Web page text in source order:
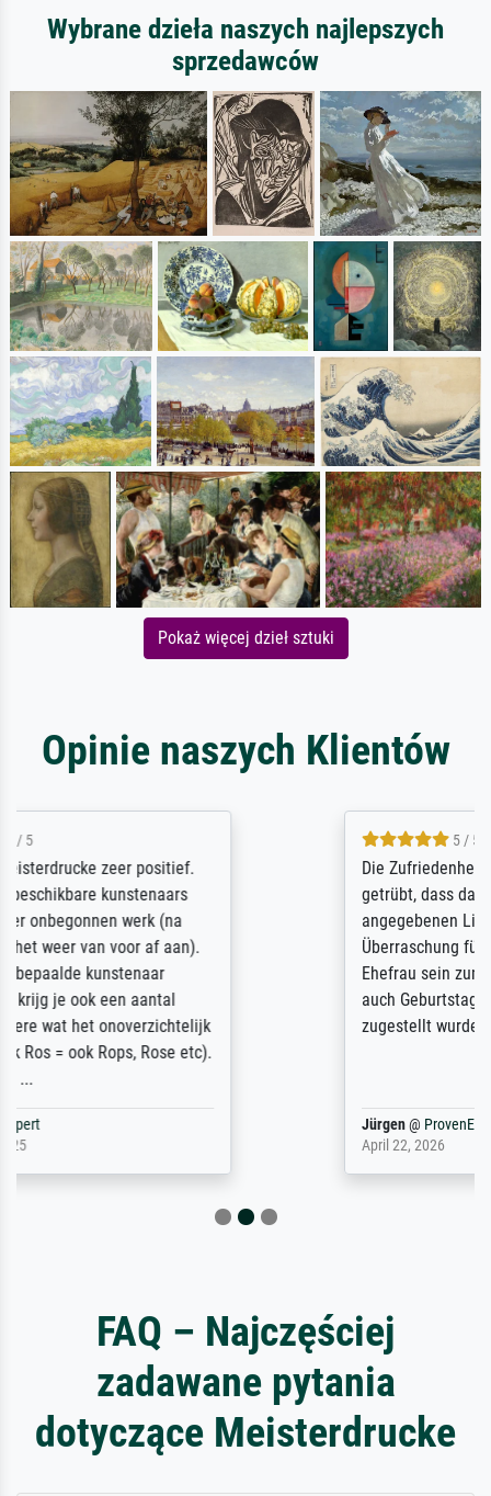
Wybrane dzieła naszych najlepszych
sprzedawców
Pokaż więcej dzieł sztuki
Opinie naszych Klientów
Die Zufriedenheit ist auch nicht dadurch
getrübt, dass das Bild entgegen einer
angegebenen Lieferanschrift (sollte eine
Überraschung für die normannische
Ehefrau sein zum Hochzeits- gleichzeitig
auch Geburtstag sein) doch nach zu Hause
zugestellt wurde.
FAQ – Najczęściej
zadawane pytania
dotyczące Meisterdrucke